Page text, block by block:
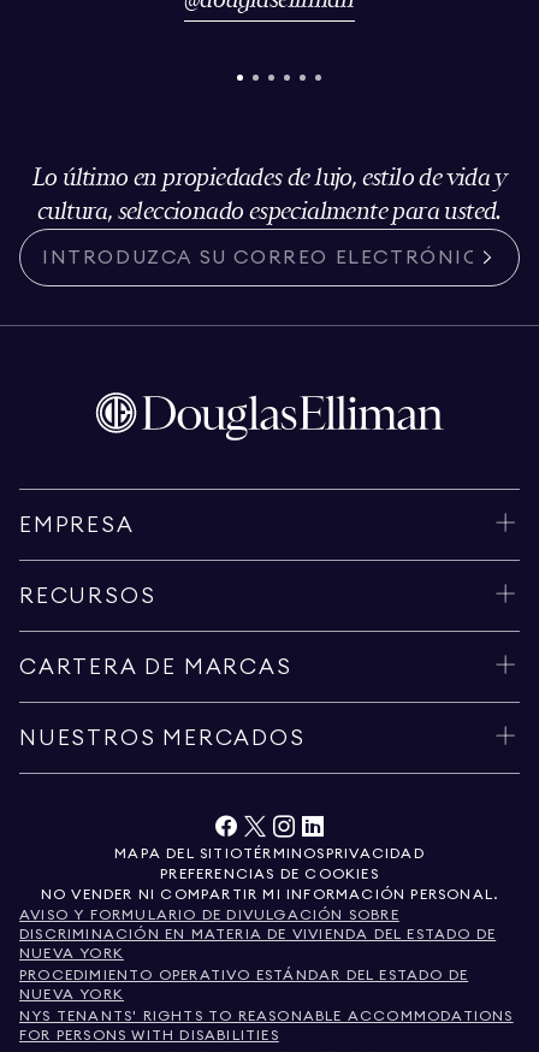
Lo último en propiedades de lujo, estilo de vida y
cultura, seleccionado especialmente para usted.
EMPRESA
RECURSOS
CARTERA DE MARCAS
NUESTROS MERCADOS
MAPA DEL SITIOTÉRMINOSPRIVACIDAD
PREFERENCIAS DE COOKIES
NO VENDER NI COMPARTIR MI INFORMACIÓN PERSONAL.
AVISO Y FORMULARIO DE DIVULGACIÓN SOBRE
DISCRIMINACIÓN EN MATERIA DE VIVIENDA DEL ESTADO DE
NUEVA YORK
PROCEDIMIENTO OPERATIVO ESTÁNDAR DEL ESTADO DE
NUEVA YORK
NYS TENANTS' RIGHTS TO REASONABLE ACCOMMODATIONS
FOR PERSONS WITH DISABILITIES